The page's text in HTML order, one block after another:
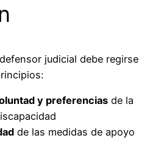
judicial debe regirse
y preferencias de la
de las medidas de apoyo